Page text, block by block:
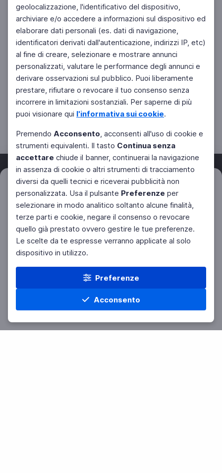
geolocalizzazione, l'identificativo del dispositivo,
archiviare e/o accedere a informazioni sul dispositivo ed
elaborare dati personali (es. dati di navigazione,
identificatori derivati dall'autenticazione, indirizzi IP, etc)
al fine di creare, selezionare e mostrare annunci
personalizzati, valutare le performance degli annunci e
derivare osservazioni sul pubblico. Puoi liberamente
prestare, rifiutare o revocare il tuo consenso senza
incorrere in limitazioni sostanziali. Per saperne di più
puoi visionare qui l'informativa sui cookie.
Premendo Acconsento, acconsenti all'uso di cookie e
strumenti equivalenti. Il tasto Continua senza
accettare chiude il banner, continuerai la navigazione
in assenza di cookie o altri strumenti di tracciamento
diversi da quelli tecnici e riceverai pubblicità non
personalizzata. Usa il pulsante Preferenze per
selezionare in modo analitico soltanto alcune finalità,
terze parti e cookie, negare il consenso o revocare
quello già prestato ovvero gestire le tue preferenze.
Le scelte da te espresse verranno applicate al solo
dispositivo in utilizzo.
Preferenze
Acconsento
Home Materie Cerca Menu
Filtri Azzera
Facebook Twitter Instagram